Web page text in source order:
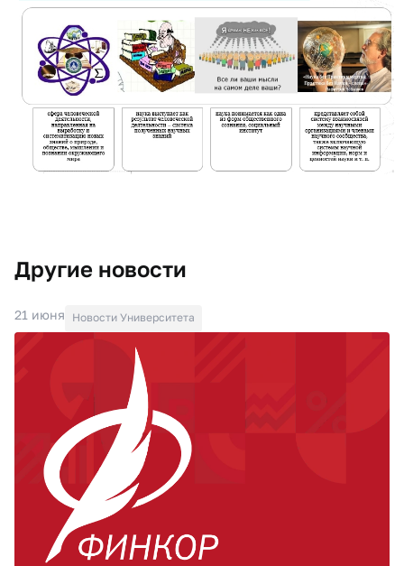
Другие новости
21 июня Новости Университета